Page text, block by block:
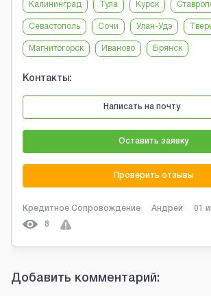
Калининград Тула Курск
Севастополь Сочи Улан-Удэ
Магнитогорск Иваново Брянск
Контакты:
Написать на почту
Оставить заявку
Проверить отзывы
Кредитное Сопровождение Андрей 01
8
Добавить комментарий: